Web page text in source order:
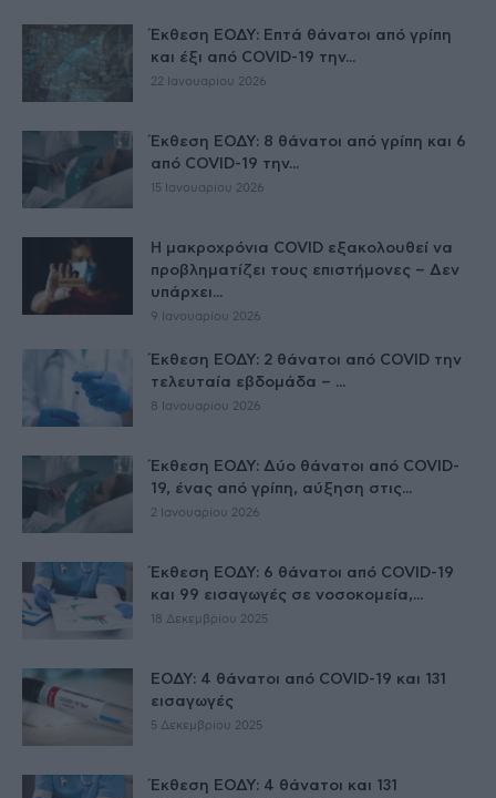
Έκθεση ΕΟΔΥ: Επτά θάνατοι από γρίπη
και έξι από COVID-19 την...
22 Ιανουαρίου 2026
Έκθεση ΕΟΔΥ: 8 θάνατοι από γρίπη και 6
από COVID-19 την...
15 Ιανουαρίου 2026
Η μακροχρόνια COVID εξακολουθεί να
προβληματίζει τους επιστήμονες – Δεν
υπάρχει...
9 Ιανουαρίου 2026
Έκθεση ΕΟΔΥ: 2 θάνατοι από COVID την
τελευταία εβδομάδα – ...
8 Ιανουαρίου 2026
Έκθεση ΕΟΔΥ: Δύο θάνατοι από COVID-
19, ένας από γρίπη, αύξηση στις...
2 Ιανουαρίου 2026
Έκθεση ΕΟΔΥ: 6 θάνατοι από COVID-19
και 99 εισαγωγές σε νοσοκομεία,...
18 Δεκεμβρίου 2025
ΕΟΔΥ: 4 θάνατοι από COVID-19 και 131
εισαγωγές
5 Δεκεμβρίου 2025
Έκθεση ΕΟΔΥ: 4 θάνατοι και 131